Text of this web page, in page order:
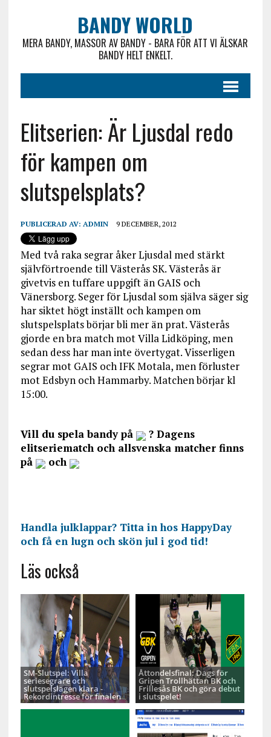
BANDY WORLD
MERA BANDY, MASSOR AV BANDY - BARA FÖR ATT VI ÄLSKAR
BANDY HELT ENKELT.
Elitserien: Är Ljusdal redo
för kampen om
slutspelsplats?
PUBLICERAD AV: ADMIN 9 DECEMBER, 2012
Med två raka segrar åker Ljusdal med stärkt
självförtroende till Västerås SK. Västerås är
givetvis en tuffare uppgift än GAIS och
Vänersborg. Seger för Ljusdal som själva säger sig
har siktet högt inställt och kampen om
slutspelsplats börjar bli mer än prat. Västerås
gjorde en bra match mot Villa Lidköping, men
sedan dess har man inte övertygat. Visserligen
segrar mot GAIS och IFK Motala, men förluster
mot Edsbyn och Hammarby. Matchen börjar kl
15:00.
Vill du spela bandy på
? Dagens
elitseriematch och allsvenska matcher finns
på
och
Handla julklappar? Titta in hos HappyDay
och få en lugn och skön jul i god tid!
Läs också
SM-Slutspel: Villa
seriesegrare och
slutspelslagen klara -
Rekordintresse för finalen
Åttondelsfinal: Dags för
Gripen Trollhättan BK och
Frillesås BK och göra debut
i slutspelet!